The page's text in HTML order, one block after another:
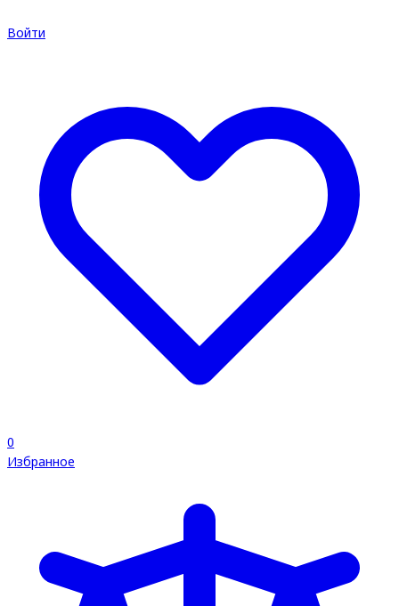
Войти
0
Избранное